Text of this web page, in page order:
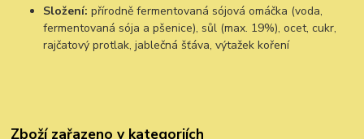
Složení: přírodně fermentovaná sójová omáčka (voda,
fermentovaná sója a pšenice), sůl (max. 19%), ocet, cukr,
rajčatový protlak, jablečná šťáva, výtažek koření
Zboží zařazeno v kategoriích